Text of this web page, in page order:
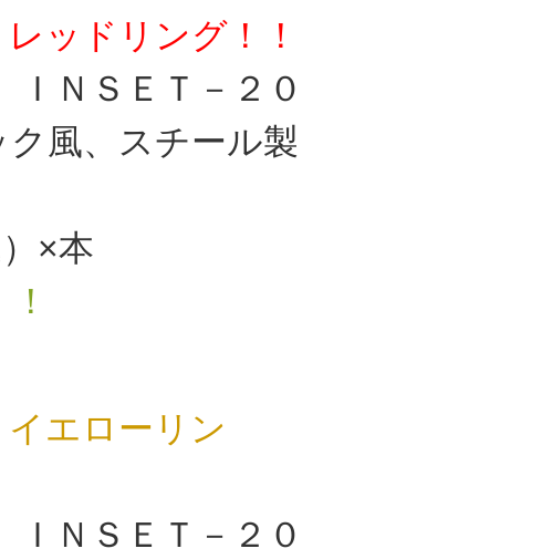
ッドリング！！
ＮＳＥＴ－２０
風、スチール製
）×本
エローリン
ＮＳＥＴ－２０